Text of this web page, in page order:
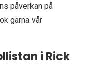
påverkan på
gärna vår
i Rick